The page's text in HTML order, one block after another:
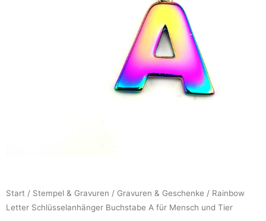
Start / Stempel & Gravuren / Gravuren & Geschenke / Rainbow
Letter Schlüsselanhänger Buchstabe A für Mensch und Tier